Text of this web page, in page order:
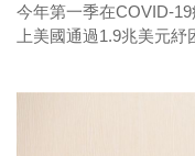
今年第一季在COVID-
上美國通過1.9兆美元